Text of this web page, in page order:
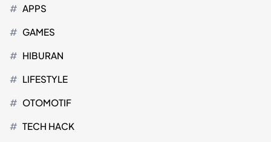
APPS
GAMES
HIBURAN
LIFESTYLE
OTOMOTIF
TECH HACK